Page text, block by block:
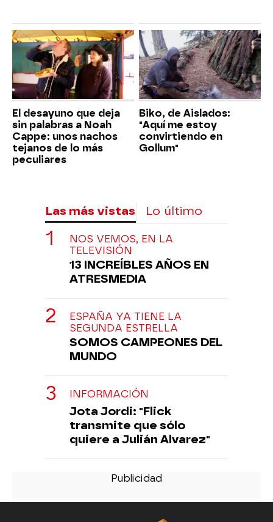
El desayuno que deja
sin palabras a Noah
Cappe: unos nachos
tejanos de lo más
peculiares
Biko, de Aislados:
"Aquí me estoy
convirtiendo en
Gollum"
Las más vistas Lo último
NOS VEMOS, EN LA
TELEVISIÓN
13 INCREÍBLES AÑOS EN
ATRESMEDIA
ESPAÑA YA TIENE LA
SEGUNDA ESTRELLA
SOMOS CAMPEONES DEL
MUNDO
INFORMACIÓN
Jota Jordi: "Flick
transmite que sólo
quiere a Julián Alvarez"